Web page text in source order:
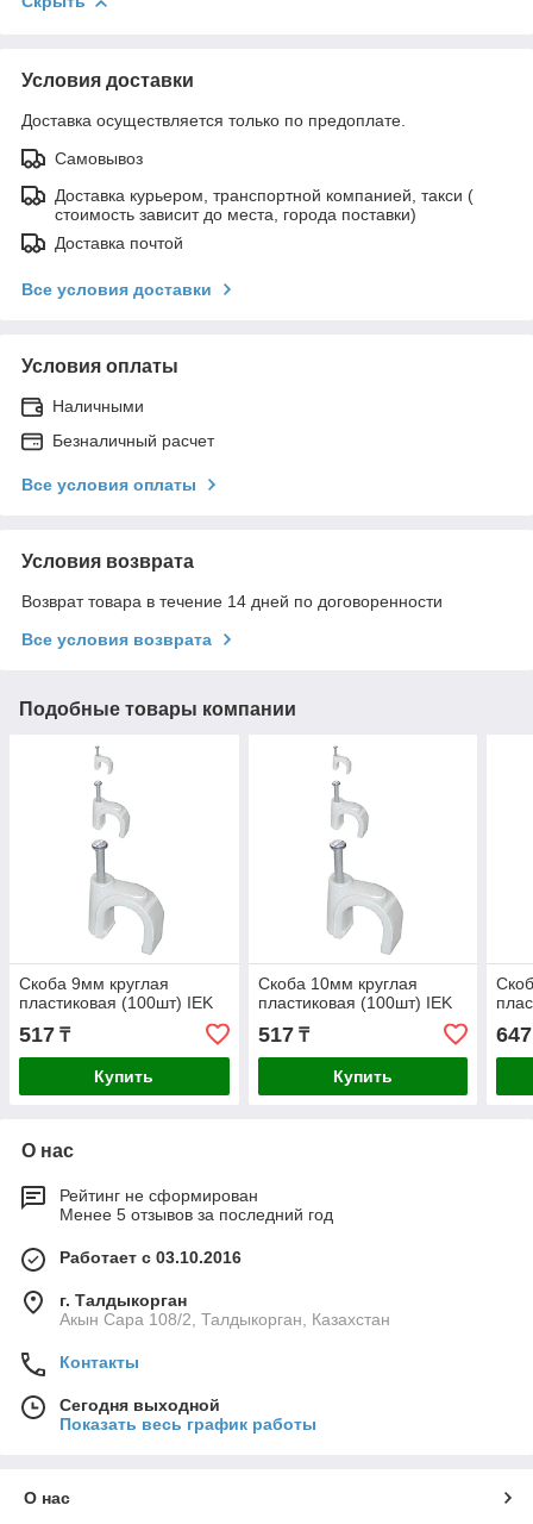
Условия доставки
Доставка осуществляется только по предоплате.
Самовывоз
Доставка курьером, транспортной компанией, такси (
стоимость зависит до места, города поставки)
Доставка почтой
Все условия доставки
Условия оплаты
Наличными
Безналичный расчет
Все условия оплаты
Условия возврата
Возврат товара в течение 14 дней по договоренности
Все условия возврата
Подобные товары компании
Скоба 9мм круглая
пластиковая (100шт) IEK
517 ₸
Купить
Скоба 10мм круглая
пластиковая (100шт) IEK
517₸
Купить
647
О нас
Рейтинг не сформирован
Менее 5 отзывов за последний год
Работает с 03.10.2016
г. Талдыкорган
Акын Сара 108/2, Талдыкорган, Казахстан
Контакты
Сегодня выходной
Показать весь график работы
О нас